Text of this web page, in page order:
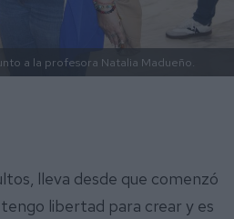
a la profesora Natalia Madueño.
lleva desde que comenzó
libertad para crear y es